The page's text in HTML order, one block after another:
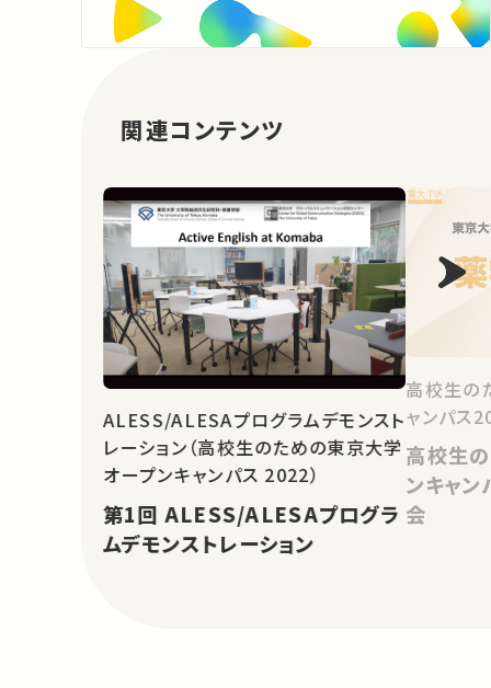
関連コンテンツ
ALESS/ALESAプログラムデモンスト
レーション（高校生のための東京大学
オープンキャンパス 2022）
第1回 ALESS/ALESAプログラ
ムデモンストレーション
高校生の
ャンパ
高校生
ンキャ
会